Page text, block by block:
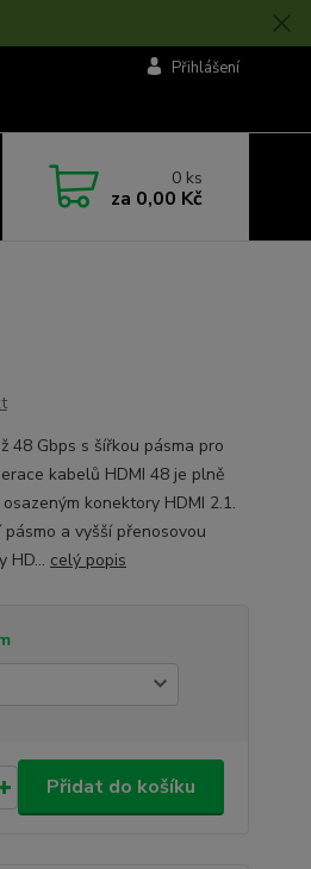
Přihlášení
0 ks
za 0,00 Kč
48 Gbps s šířkou pásma pro
kabelů HDMI 48 je plně
konektory HDMI 2.1.
a vyšší přenosovou
HD... celý popis
Přidat do košíku